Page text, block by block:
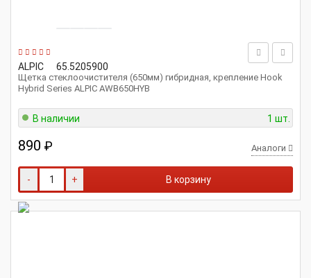
ALPIC 65.5205900
Щетка стеклоочистителя (650мм) гибридная, крепление Hook
Hybrid Series ALPIC AWB650HYB
В наличии 1 шт.
890 ₽ Аналоги
- + В корзину